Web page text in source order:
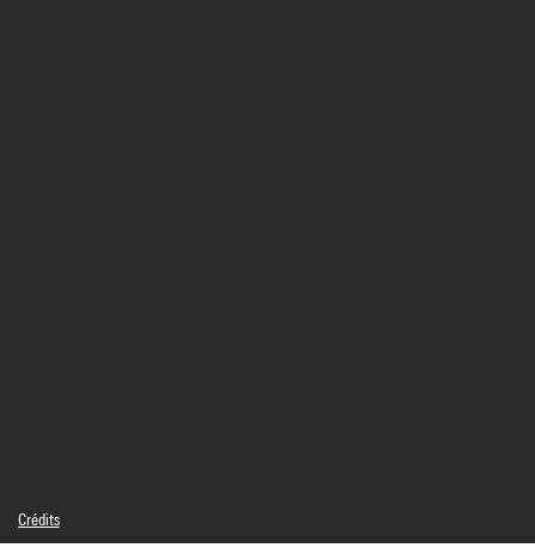
Crédits
© Estate Gisèle Freund/IMEC Images